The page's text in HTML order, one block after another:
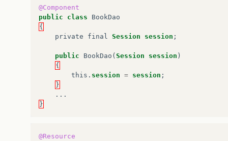
@Component
public
class
BookDao
{
private
final Session session ;
public BookDao (Session session )
{
this . session = session ;
}
...
}
@Resource